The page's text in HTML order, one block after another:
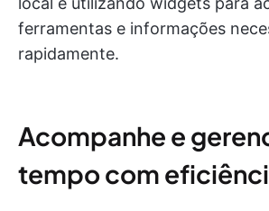
ferramentas e informações
rapidamente.
Acompanhe e
tempo com